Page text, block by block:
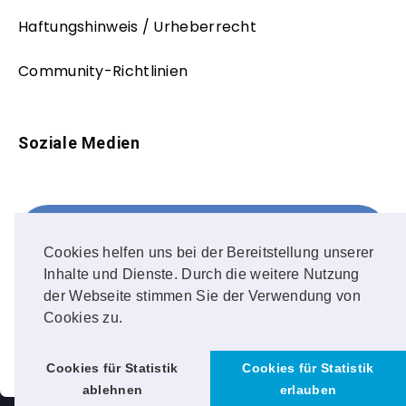
Cookies helfen uns bei der Bereitstellung unserer
Inhalte und Dienste. Durch die weitere Nutzung
der Webseite stimmen Sie der Verwendung von
Cookies zu.
Cookies für Statistik
ablehnen
Cookies für Statistik
erlauben
Haftungshinweis / Urheberrecht
Community-Richtlinien
Soziale Medien
FOLLOW ME!
Instagram
OUR PHOTOS!